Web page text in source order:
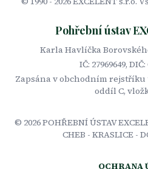
Pohřební ústav
Karla Havlíčka
IČ: 27969649,
Zapsána v obchodním
oddíl C,
© 2026POHŘEBNÍ ÚSTAV
CHEB - KRASLICE -
OCHRANA